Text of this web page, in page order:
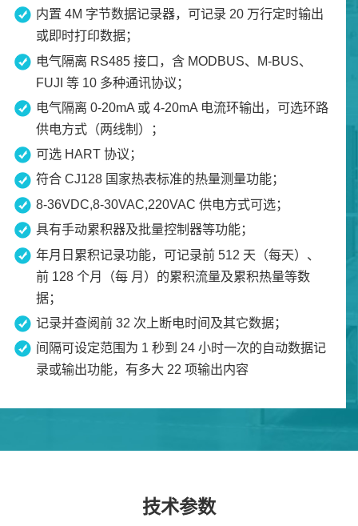
内置 4M 字节数据记录器，可记录 20 万行定时输出
或即时打印数据；
电气隔离 RS485 接口，含 MODBUS、M-BUS、
FUJI 等 10 多种通讯协议；
电气隔离 0-20mA 或 4-20mA 电流环输出，可选环路
供电方式（两线制）；
可选 HART 协议；
符合 CJ128 国家热表标准的热量测量功能；
8-36VDC,8-30VAC,220VAC 供电方式可选；
具有手动累积器及批量控制器等功能；
年月日累积记录功能，可记录前 512 天（每天）、
前 128 个月（每 月）的累积流量及累积热量等数
据；
记录并查阅前 32 次上断电时间及其它数据；
间隔可设定范围为 1 秒到 24 小时一次的自动数据记
录或输出功能，有多大 22 项输出内容
技术参数